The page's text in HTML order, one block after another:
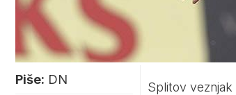
Piše: DN
Splitov veznjak